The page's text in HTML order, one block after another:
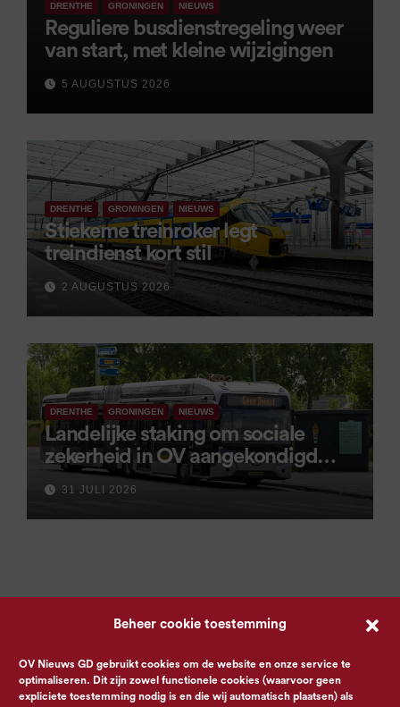
Beheer cookie toestemming
OV Nieuws GD gebruikt cookies om de website en onze service te
optimaliseren. Dit zijn zowel functionele cookies (waarvoor geen
expliciete toestemming nodig is en die wij automatisch plaatsen) als
DRENTHE GRONINGEN NIEUWS
Reguliere busdienstregeling weer
van start, met kleine wijzigingen
5 AUGUSTUS 2026
DRENTHE GRONINGEN NIEUWS
Stiekeme treinroker legt
treindienst kort stil
2 AUGUSTUS 2026
DRENTHE GRONINGEN NIEUWS
Landelijke staking om sociale
zekerheid in OV aangekondigd
voor 9 september
31 JULI 2026